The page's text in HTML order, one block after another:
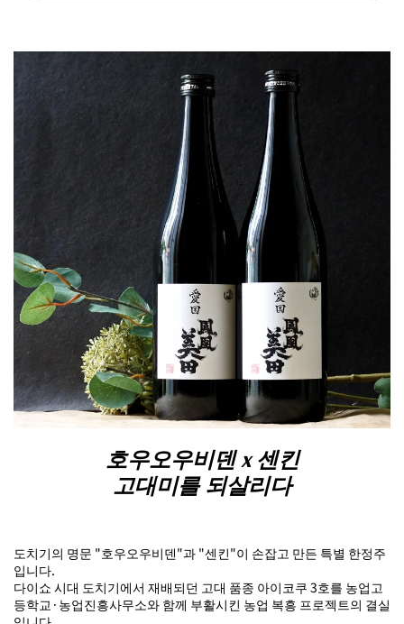
호우오우비덴 x 센킨
고대미를 되살리다
도치기의 명문 "호우오우비덴"과 "센킨"이 손잡고 만든 특별 한정주
입니다.
다이쇼 시대 도치기에서 재배되던 고대 품종 아이코쿠 3호를 농업고
등학교·농업진흥사무소와 함께 부활시킨 농업 복흥 프로젝트의 결실